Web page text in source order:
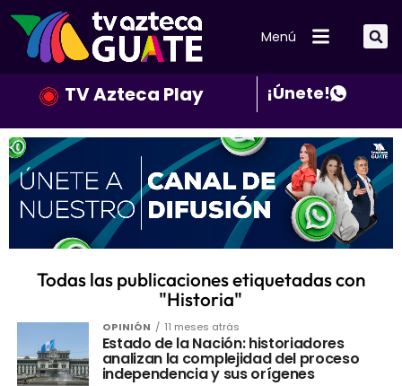
Menú
TV Azteca Play ¡Únete!
Todas las publicaciones etiquetadas con
"Historia"
OPINIÓN 11 meses atrás
Estado de la Nación: historiadores
analizan la complejidad del proceso
independencia y sus orígenes